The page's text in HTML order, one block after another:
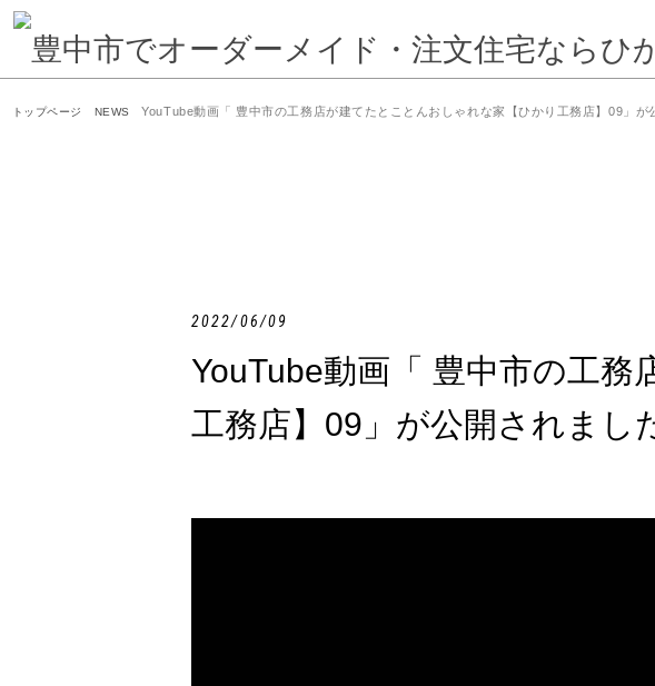
トップページ NEWS YouTube動画「 豊中市の工務店が建てたとことんおしゃれな家【ひかり工務店】09」が
2022/06/09
YouTube動画「 豊中市の工
工務店】09」が公開されまし